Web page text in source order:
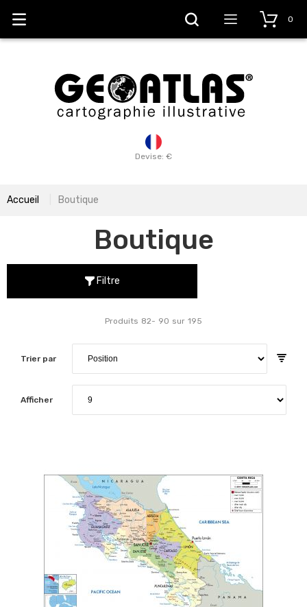
Devise: €
0
Accueil Boutique
Boutique
Filtre
Trier par
Produits 82- 90 sur 195
Afficher